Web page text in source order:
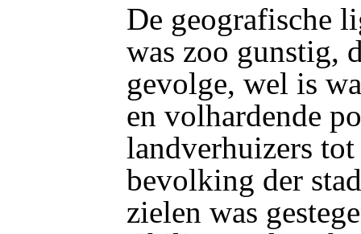
De geografische
was zoo gunstig,
gevolge, wel is
en volhardende
landverhuizers
bevolking der
zielen was